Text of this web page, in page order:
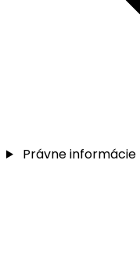
Právne informácie